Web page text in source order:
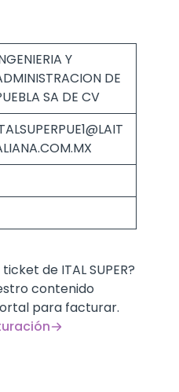
Y
DE
SA DE CV
de ITAL SUPER?
contenido
para facturar.